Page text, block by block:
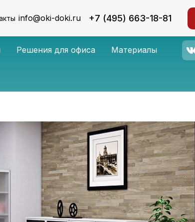
info@oki-doki.ru +7 (495) 663-18-81
Решения для офиса Материалы